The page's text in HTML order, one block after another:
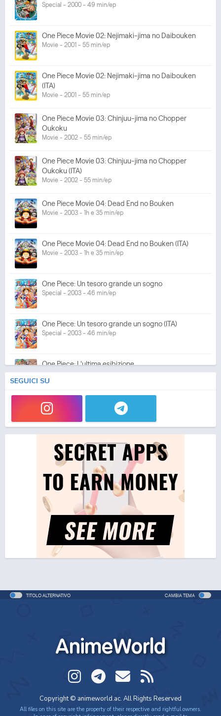
Special - 2000 - 49 min/ep
One Piece Movie 02: Nejimaki-jima no Daibouken
Movie - 2001 - 55 min/ep
One Piece Movie 02: Nejimaki-jima no Daibouken
(ITA)
Movie - 2001 - 55 min/ep
One Piece Movie 03: Chinjuu-jima no Chopper
Oukoku
Movie - 2002 - 55 min/ep
One Piece Movie 03: Chinjuu-jima no Chopper
Oukoku (ITA)
Movie - 2002 - 55 min/ep
One Piece Movie 04: Dead End no Bouken
Movie - 2003 - 1h e 35 min/ep
One Piece Movie 04: Dead End no Bouken (ITA)
Movie - 2003 - 1h e 35 min/ep
One Piece: Un tesoro grande un sogno
Special - 2003 - 46 min/ep
One Piece: Un tesoro grande un sogno (ITA)
Special - 2003 - 46 min/ep
One Piece: L'ultima esibizione
Special - 2003 - 45 min/ep
One Piece: L'ultima esibizione (ITA)
Special - 2003 - 45 min/ep
One Piece Movie 05: Norowareta Seiken
Movie - 2004 - 1h e 35 min/ep
One Piece Movie 05: Norowareta Seiken (ITA)
Movie - 2004 - 1h e 35 min/ep
One Piece Movie 06: Omatsuri Danshaku to Himitsu
no Shima (ITA)
Movie - 2005 - 1h e 31 min/ep
One Piece: Le avventure del detective Cappello di
Special - 2005 - 42 min/ep
One Piece Movie 07: Karakuri-jou no Mecha Kyohei
Movie - 2006 - 1h e 34 min/ep
SEGUICI SU
TITOLO ALTERNATIVO CAMBIA TEMA
AnimeWorld
Copyright © animeworld.ac. All Rights Reserved
All files on this site are the property of their respective and rightful owners.